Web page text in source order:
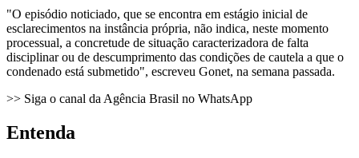
"O episódio noticiado, que se encontra em estágio inicial de
esclarecimentos na instância própria, não indica, neste momento
processual, a concretude de situação caracterizadora de falta
disciplinar ou de descumprimento das condições de cautela a que o
condenado está submetido", escreveu Gonet, na semana passada.
>> Siga o canal da Agência Brasil no WhatsApp
Entenda